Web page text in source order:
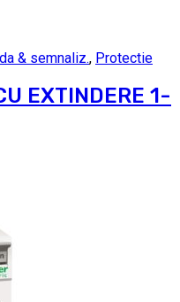
& semnaliz., Protectie
EXTINDERE 1-